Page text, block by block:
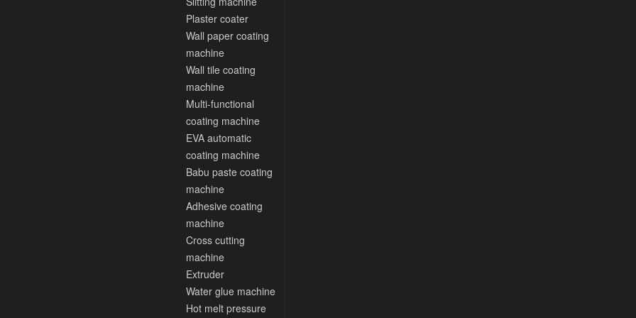
Plaster coater
Wall paper coating
machine
Wall tile coating
machine
Multi-functional
coating machine
EVA automatic
coating machine
Babu paste coating
machine
Adhesive coating
machine
Cross cutting
machine
Extruder
Water glue machine
Hot melt pressure